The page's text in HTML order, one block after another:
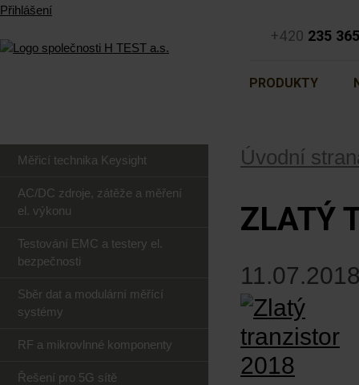
+420 235
PRODUKTY
Přihlášení
Úvodní
ZLATÝ
Měřicí technika Keysight
AC/DC zdroje, zátěže a měření
el. výkonu
Testování EMC a testery el.
bezpečnosti
Sběr dat a modulární měřící
systémy
RF a mikrovlnné komponenty
Řešení pro 5G sítě